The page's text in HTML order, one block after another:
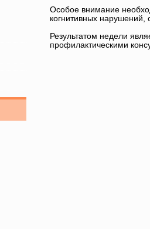
Особое внимание
когнитивных
Результатом недели
профилактическими